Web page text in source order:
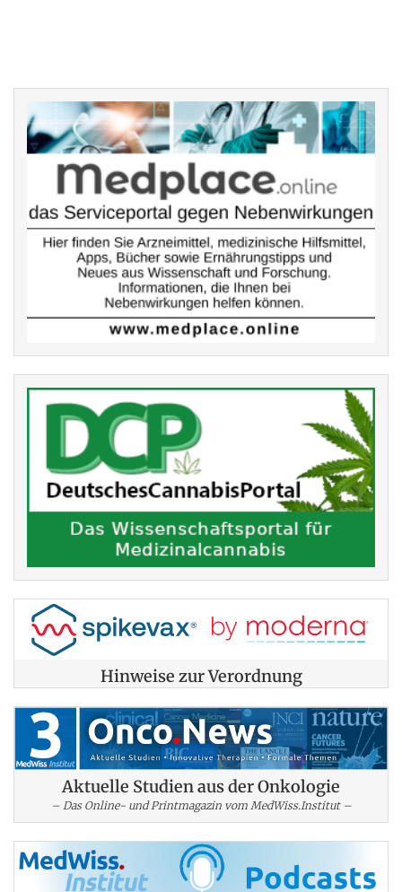
Hinweise zur Verordnung
Aktuelle Studien aus der Onkologie
– Das Online- und Printmagazin vom MedWiss.Institut –